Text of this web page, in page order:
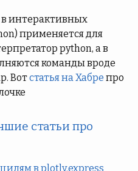
интерактивных
применяется для
python, а в
команды вроде
Вотстатья на Хабре про
статьи про
в plotly.express